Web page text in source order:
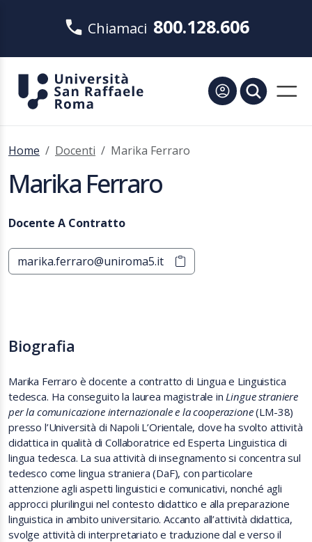
Chiamaci 800.128.606
Home Docenti Marika Ferraro
Marika Ferraro
Docente A Contratto
marika.ferraro@uniroma5.it
Biografia
Marika Ferraro è docente a contratto di Lingua e Linguistica
tedesca. Ha conseguito la laurea magistrale inLingue straniere
per la comunicazione internazionale e la cooperazione(LM-38)
presso l’Università di Napoli L’Orientale, dove ha svolto attività
didattica in qualità di Collaboratrice ed Esperta Linguistica di
lingua tedesca. La sua attività di insegnamento si concentra sul
tedesco come lingua straniera (DaF), con particolare
attenzione agli aspetti linguistici e comunicativi, nonché agli
approcci plurilingui nel contesto didattico e alla preparazione
linguistica in ambito universitario. Accanto all’attività didattica,
svolge attività di interpretariato e traduzione dal e verso il